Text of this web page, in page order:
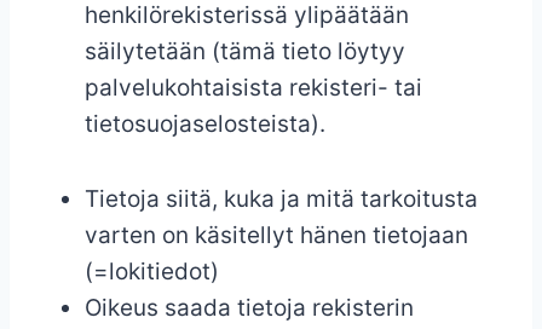
henkilörekisterissä ylipäätään
säilytetään (tämä tieto löytyy
palvelukohtaisista rekisteri- tai
tietosuojaselosteista).
Tietoja siitä, kuka ja mitä tarkoitusta
varten on käsitellyt hänen tietojaan
(=lokitiedot)
Oikeus saada tietoja rekisterin